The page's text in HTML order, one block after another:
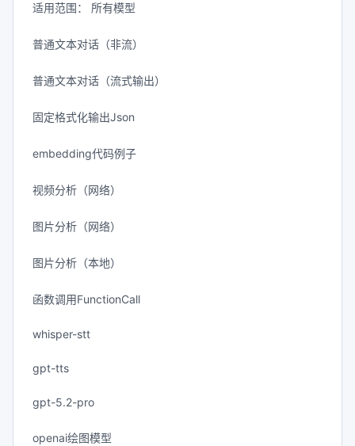
适用范围： 所有模型
普通文本对话（非流）
普通文本对话（流式输出）
固定格式化输出Json
embedding代码例子
视频分析（网络）
图片分析（网络）
图片分析（本地）
函数调用FunctionCall
whisper-stt
gpt-tts
gpt-5.2-pro
openai绘图模型